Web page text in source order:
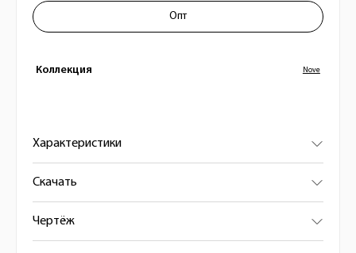
Коллекция Nove
Опт
Характеристики
Скачать
Чертёж